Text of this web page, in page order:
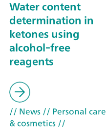
Water content
determination in
ketones using
alcohol-free
reagents
// News // Personal care
& cosmetics //